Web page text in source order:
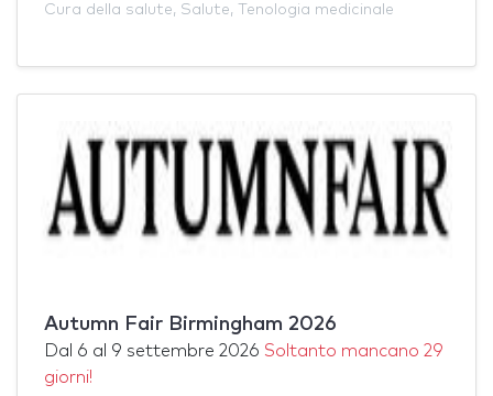
Cura della salute, Salute, Tenologia medicinale
Autumn Fair Birmingham 2026
Dal 6 al 9 settembre 2026 Soltanto mancano 29
giorni!